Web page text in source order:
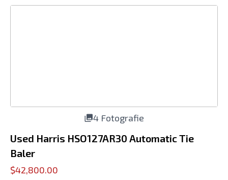
4 Fotografie
Used Harris HSO127AR30 Automatic Tie
Baler
$42,800.00